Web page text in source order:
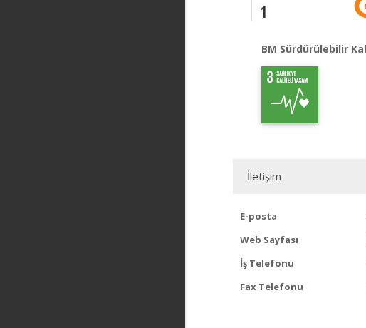
1
BM Sürdürülebilir
İletişim
E-posta
Web Sayfası
İş Telefonu
Fax Telefonu